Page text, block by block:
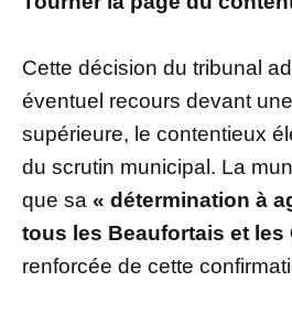
Cette décision du tribunal
éventuel recours devant
supérieure, le contentieux
du scrutin municipal. La
que sa « détermination à
tous les Beaufortais et les
renforcée de cette